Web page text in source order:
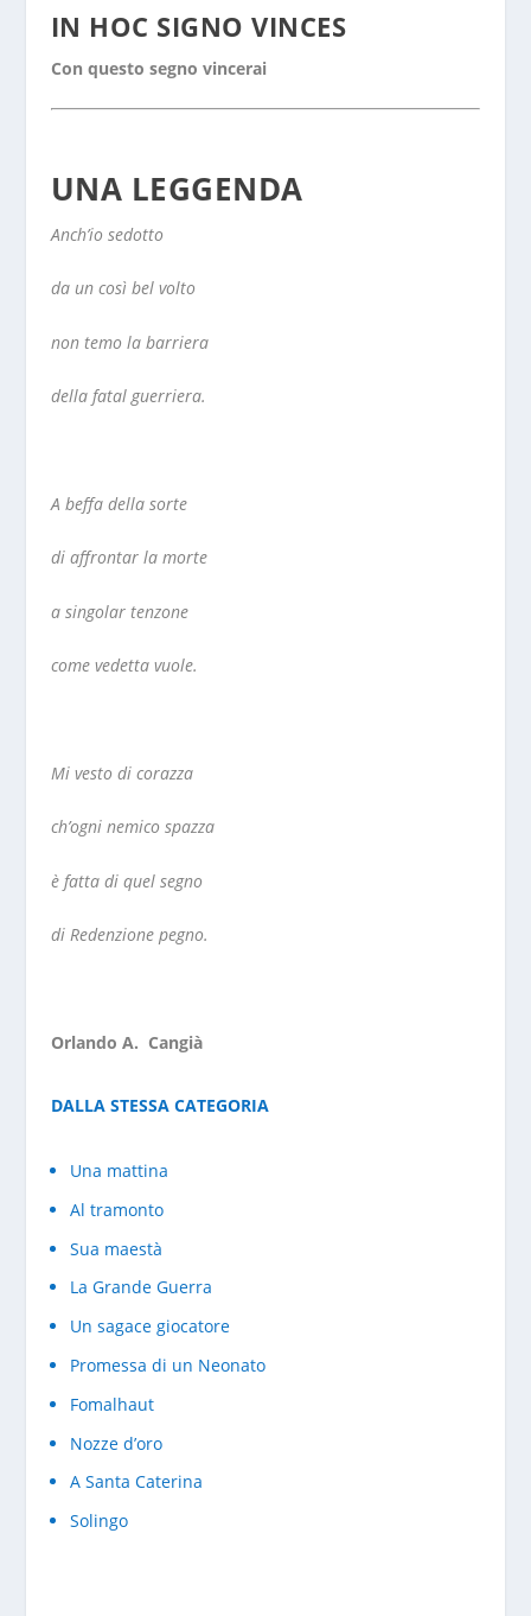
IN HOC SIGNO VINCES
Con questo segno vincerai
UNA LEGGENDA
Anch’io sedotto
da un così bel volto
non temo la barriera
della fatal guerriera.
A beffa della sorte
di affrontar la morte
a singolar tenzone
come vedetta vuole.
Mi vesto di corazza
ch’ogni nemico spazza
è fatta di quel segno
di Redenzione pegno.
Orlando A. Cangià
DALLA STESSA CATEGORIA
Una mattina
Al tramonto
Sua maestà
La Grande Guerra
Un sagace giocatore
Promessa di un Neonato
Fomalhaut
Nozze d’oro
A Santa Caterina
Solingo